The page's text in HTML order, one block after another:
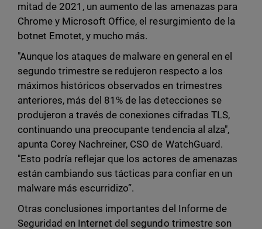
mitad de 2021, un aumento de las amenazas para
Chrome y Microsoft Office, el resurgimiento de la
botnet Emotet, y mucho más.
"Aunque los ataques de malware en general en el
segundo trimestre se redujeron respecto a los
máximos históricos observados en trimestres
anteriores, más del 81% de las detecciones se
produjeron a través de conexiones cifradas TLS,
continuando una preocupante tendencia al alza",
apunta Corey Nachreiner, CSO de WatchGuard.
"Esto podría reflejar que los actores de amenazas
están cambiando sus tácticas para confiar en un
malware más escurridizo”.
Otras conclusiones importantes del Informe de
Seguridad en Internet del segundo trimestre son